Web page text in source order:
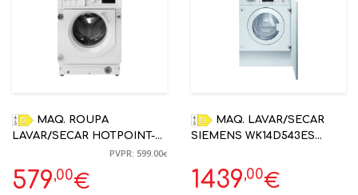
LAVAR/SECAR HOTPOINT-
ARISTON BI WDHG 861485
EU 8/6KG ENCASTRE
PVPR: 599.00€
579,00€
SIEMENS WK14D543ES
D
1439,00€